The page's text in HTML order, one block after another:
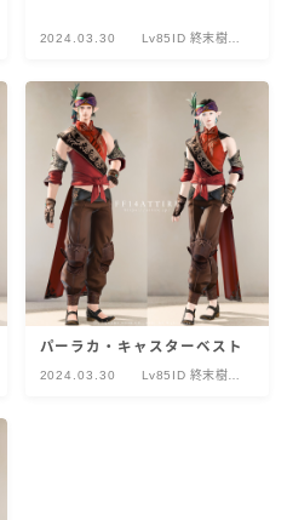
2024.03.30
Lv85ID 終末樹海
パーラカ・キャスターベスト
2024.03.30
Lv85ID 終末樹海